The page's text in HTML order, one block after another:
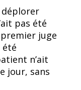
pas été
juge
été
n’ait
jour, sans